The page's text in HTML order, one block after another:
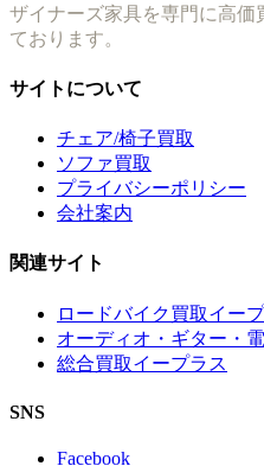
ザイナーズ家具を専門に高価
ております。
サイトについて
チェア/椅子買取
ソファ買取
プライバシーポリシー
会社案内
関連サイト
ロードバイク買取イー
オーディオ・ギター・
総合買取イープラス
SNS
Facebook